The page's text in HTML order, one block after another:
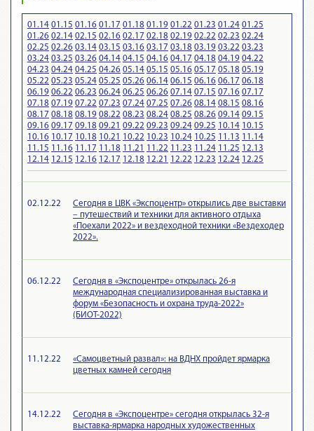
01.14 01.15 01.16 01.17 01.18 01.19 01.22 01.23 01.24 01.25
01.26 02.14 02.15 02.16 02.17 02.18 02.19 02.22 02.23 02.24
02.25 02.26 03.14 03.15 03.16 03.17 03.18 03.19 03.22 03.23
03.24 03.25 03.26 04.14 04.15 04.16 04.17 04.18 04.19 04.22
04.23 04.24 04.25 04.26 05.14 05.15 05.16 05.17 05.18 05.19
05.22 05.23 05.24 05.25 05.26 06.14 06.15 06.16 06.17 06.18
06.19 06.22 06.23 06.24 06.25 06.26 07.14 07.15 07.16 07.17
07.18 07.19 07.22 07.23 07.24 07.25 07.26 08.14 08.15 08.16
08.17 08.18 08.19 08.22 08.23 08.24 08.25 08.26 09.14 09.15
09.16 09.17 09.18 09.21 09.22 09.23 09.24 09.25 10.14 10.15
10.16 10.17 10.18 10.21 10.22 10.23 10.24 10.25 11.13 11.14
11.15 11.16 11.17 11.18 11.21 11.22 11.23 11.24 11.25 12.13
12.14 12.15 12.16 12.17 12.18 12.21 12.22 12.23 12.24 12.25
02.12.22
Сегодня в ЦВК «Экспоцентр» открылись две выставки
– путешествий и техники для активного отдыха
«Поехали 2022» и вездеходной техники «Вездеходер
2022».
06.12.22
Сегодня в «Экспоцентре» открылась 26-я
международная специализированная выставка и
форум «Безопасность и охрана труда-2022»
(БИОТ-2022)
11.12.22
«Самоцветный развал»: на ВДНХ пройдет ярмарка
цветных камней сегодня
14.12.22
Сегодня в «Экспоцентре» сегодня открылась 32-я
выставка-ярмарка народных художественных